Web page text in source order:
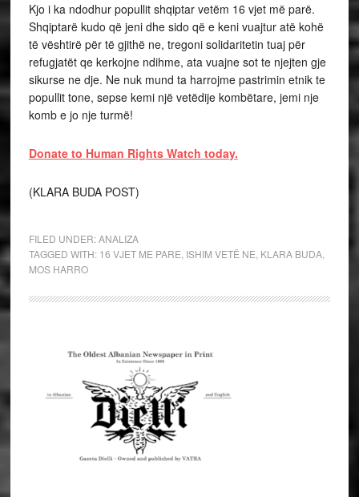
Kjo i ka ndodhur popullit shqiptar vetëm 16 vjet më parë.
Shqiptarë kudo që jeni dhe sido që e keni vuajtur atë kohë
të vështirë për të gjithë ne, tregoni solidaritetin tuaj për
refugjatët qe kerkojne ndihme, ata vuajne sot te njejten gje
sikurse ne dje. Ne nuk mund ta harrojme pastrimin etnik te
popullit tone, sepse kemi një vetëdije kombëtare, jemi nje
komb e jo nje turmë!
Donate to Human RightsWatch today.
(KLARA BUDA POST)
FILED UNDER:ANALIZA
TAGGED WITH: 16 VJET ME PARE ISHIM VETË NE KLARA BUDA,
MOS HARRO